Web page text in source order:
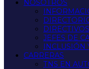
NOSOTROS
DIRECTIVOS
JEFES DE
INCLUSIÓN
CARRERAS
TNS EN